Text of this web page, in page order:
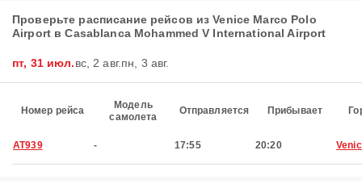
Проверьте расписание рейсов из Venice Marco Polo
Airport в Casablanca Mohammed V International Airport
пт, 31 июл.вс, 2 авг.пн, 3 авг.
Номер рейса
Модель
самолета
Отправляется Прибывает
AT939 - 17:55 20:20